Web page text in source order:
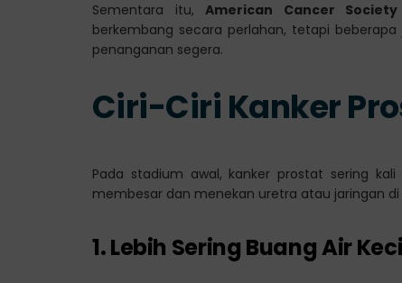
Sementara itu,American Cancer Society
berkembang secara perlahan, tetapi
penanganan segera.
Ciri-Ciri Kanker
Pada stadium awal, kanker prostat sering
membesar dan menekan uretra atau jaringan
1. Lebih Sering Buang Air